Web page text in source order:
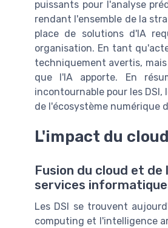
puissants pour l'analyse
rendant l'ensemble de la
place de solutions d'IA
organisation. En tant
techniquement avertis,
que l'IA apporte. En
incontournable pour les
de l'écosystème numérique
L'impact du
Fusion du cloud et
services
Les DSI se trouvent
computing et l'intelligence